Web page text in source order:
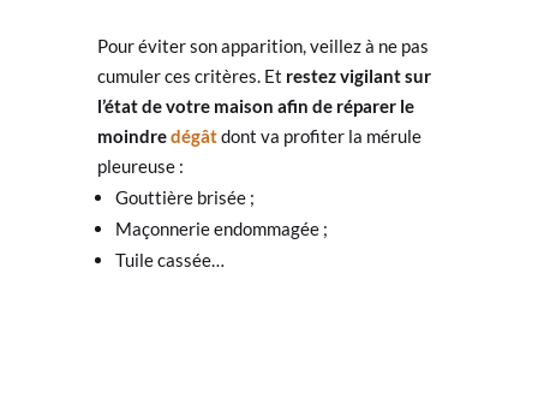
Pour éviter son apparition, veillez à ne pas
cumuler ces critères. Et restez vigilant sur
l’état de votre maison afin de réparer le
moindredégâtdont va profiter la mérule
pleureuse :
Gouttière brisée ;
Maçonnerie endommagée ;
Tuile cassée…